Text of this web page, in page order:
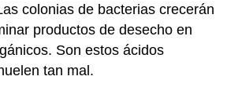
colonias de bacterias crecerán
productos de desecho en
Son estos ácidos
tan mal.